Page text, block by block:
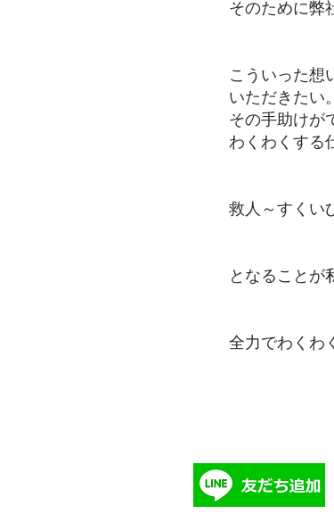
そのために弊
こういった想
いただきたい。
その手助けが
わくわくする
救人～すくい
となることが
全力でわくわ